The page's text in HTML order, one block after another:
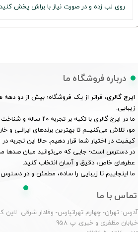
روی لب زده و در صورت نیاز با براش پخش
درباره فروشگاه ما
ایرج گالری، فراتر از یک فروشگاه؛ بیش از دو دهه
زیبایی.
ما در ایرج گالری با تکیه
مو، تلاش می‌کنیــم تا بهترین برندهای ایرانـی و
کیفیت در اختیار شما قرار دهیم. حالا این تجربه در
در دسترس است؛ جایی که می‌توانید میان صدها
عطرهای خاص، دقیق و آسان انتخاب کنید.
ما اینجاییم تا زیبایی را ساده، مطمئن و در
تماس با ما
آدرس: تهران- چهارم تهرانپارس- وفادار شرقی لاین
خیابان مظفری و خیری. پ 958